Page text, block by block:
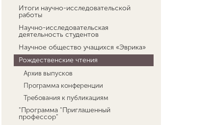
Итоги научно-исследовательской
работы
Научно-исследовательская
деятельность студентов
Научное общество учащихся «Эврика»
Рождественские чтения
Архив выпусков
Программа конференции
Требования к публикациям
"Программа "Приглашенный
профессор"